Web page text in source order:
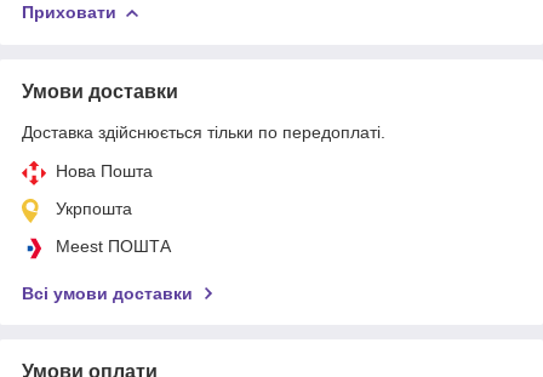
Приховати
Умови доставки
Доставка здійснюється тільки по передоплаті.
Нова Пошта
Укрпошта
Meest ПОШТА
Всі умови доставки
Умови оплати